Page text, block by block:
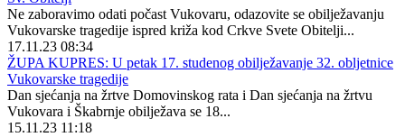
Ne zaboravimo odati počast Vukovaru, odazovite se obilježavanju
Vukovarske tragedije ispred križa kod Crkve Svete Obitelji...
17.11.23 08:34
ŽUPA KUPRES: U petak 17. studenog obilježavanje 32. obljetnice
Vukovarske tragedije
Dan sjećanja na žrtve Domovinskog rata i Dan sjećanja na žrtvu
Vukovara i Škabrnje obilježava se 18...
15.11.23 11:18